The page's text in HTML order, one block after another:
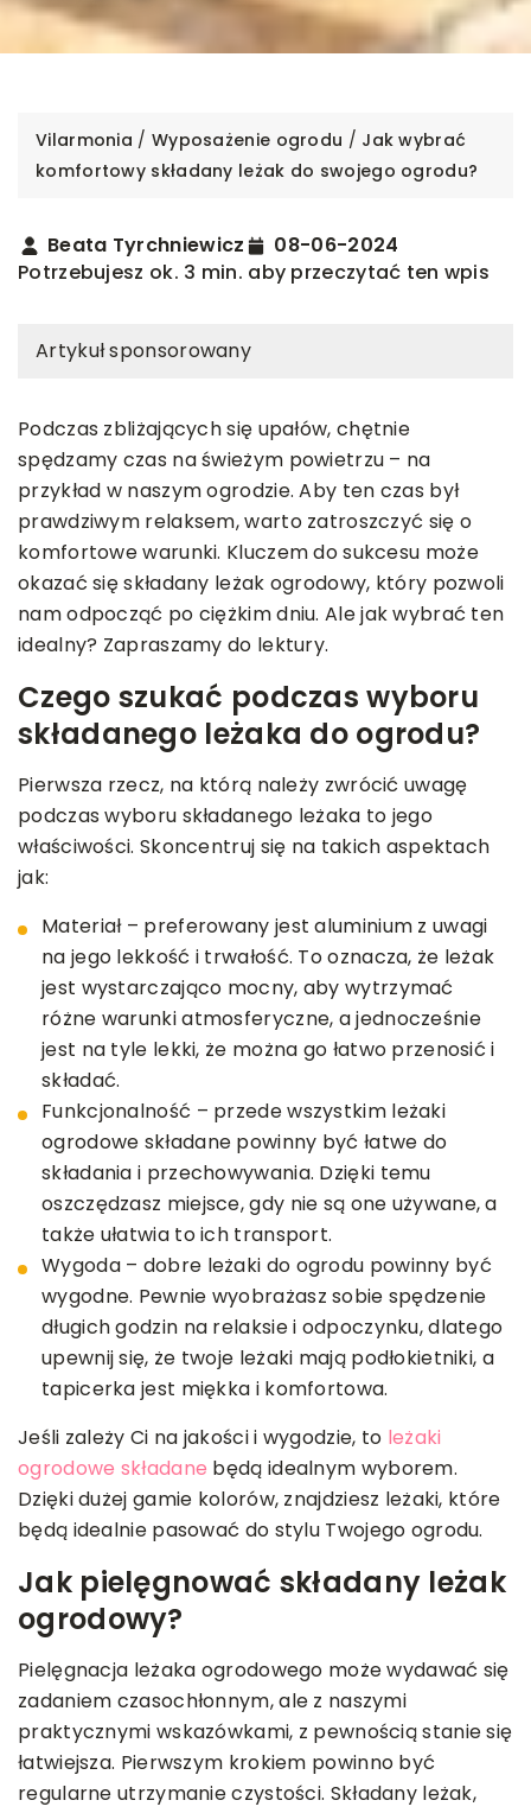
Vilarmonia / Wyposażenie ogrodu / Jak wybrać
komfortowy składany leżak do swojego ogrodu?
Beata Tyrchniewicz
08-06-2024
Potrzebujesz ok. 3 min. aby przeczytać ten wpis
Artykuł sponsorowany
Podczas zbliżających się upałów, chętnie
spędzamy czas na świeżym powietrzu – na
przykład w naszym ogrodzie. Aby ten czas był
prawdziwym relaksem, warto zatroszczyć się o
komfortowe warunki. Kluczem do sukcesu może
okazać się składany leżak ogrodowy, który pozwoli
nam odpocząć po ciężkim dniu. Ale jak wybrać ten
idealny? Zapraszamy do lektury.
Czego szukać podczas wyboru
składanego leżaka do ogrodu?
Pierwsza rzecz, na którą należy zwrócić uwagę
podczas wyboru składanego leżaka to jego
właściwości. Skoncentruj się na takich aspektach
jak:
Materiał – preferowany jest aluminium z uwagi
na jego lekkość i trwałość. To oznacza, że leżak
jest wystarczająco mocny, aby wytrzymać
różne warunki atmosferyczne, a jednocześnie
jest na tyle lekki, że można go łatwo przenosić i
składać.
Funkcjonalność – przede wszystkim leżaki
ogrodowe składane powinny być łatwe do
składania i przechowywania. Dzięki temu
oszczędzasz miejsce, gdy nie są one używane, a
także ułatwia to ich transport.
Wygoda – dobre leżaki do ogrodu powinny być
wygodne. Pewnie wyobrażasz sobie spędzenie
długich godzin na relaksie i odpoczynku, dlatego
upewnij się, że twoje leżaki mają podłokietniki, a
tapicerka jest miękka i komfortowa.
Jeśli zależy Ci na jakości i wygodzie, to leżaki
ogrodowe składane będą idealnym wyborem.
Dzięki dużej gamie kolorów, znajdziesz leżaki, które
będą idealnie pasować do stylu Twojego ogrodu.
Jak pielęgnować składany leżak
ogrodowy?
Pielęgnacja leżaka ogrodowego może wydawać się
zadaniem czasochłonnym, ale z naszymi
praktycznymi wskazówkami, z pewnością stanie się
łatwiejsza. Pierwszym krokiem powinno być
regularne utrzymanie czystości. Składany leżak,